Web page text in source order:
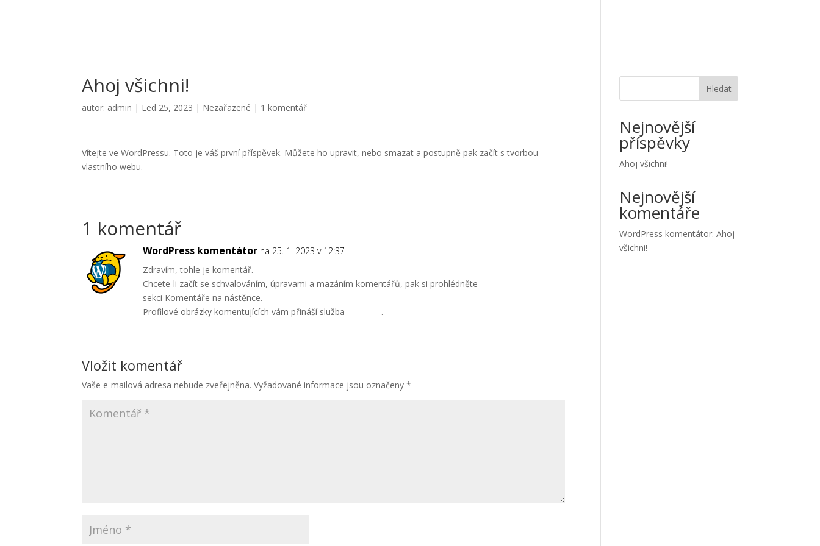
Ahoj všichni!
autor: admin | Led 25, 2023 | Nezařazené | 1 komentář
Vítejte ve WordPressu. Toto je váš první příspěvek. Můžete ho upravit, nebo smazat a postupně pak začít s tvorbou
vlastního webu.
1 komentář
WordPress komentátor na 25. 1. 2023 v 12:37
Zdravím, tohle je komentář.
Chcete-li začít se schvalováním, úpravami a mazáním komentářů, pak si prohlédněte
sekci Komentáře na nástěnce.
Profilové obrázky komentujících vám přináší služba
.
Vložit komentář
Vaše e-mailová adresa nebude zveřejněna. Vyžadované informace jsou označeny*
Hledat
Nejnovější
příspěvky
Ahoj všichni!
Nejnovější
komentáře
WordPress komentátor:Ahoj
všichni!